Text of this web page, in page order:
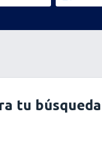
tu búsqueda